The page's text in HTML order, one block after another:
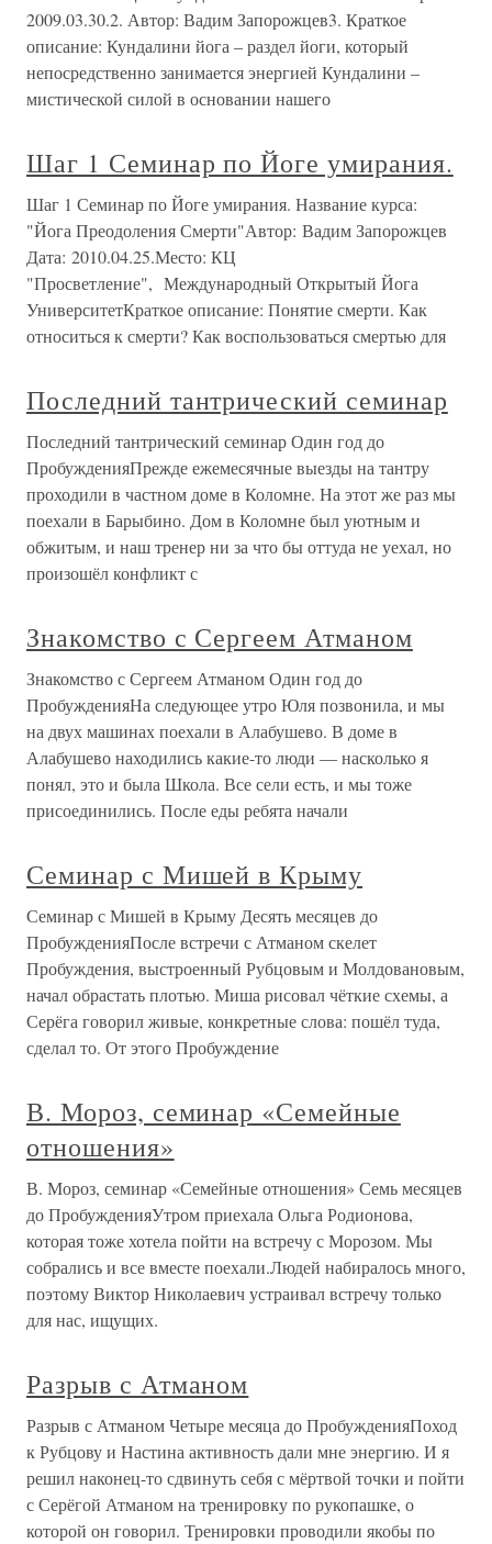
2009.03.30.2. Автор: Вадим Запорожцев3. Краткое
описание: Кундалини йога – раздел йоги, который
непосредственно занимается энергией Кундалини –
мистической силой в основании нашего
Шаг 1 Семинар по Йоге умирания.
Шаг 1 Семинар по Йоге умирания. Название курса:
"Йога Преодоления Смерти"Автор: Вадим Запорожцев
Дата: 2010.04.25.Место: КЦ
"Просветление", Международный Открытый Йога
УниверситетКраткое описание: Понятие смерти. Как
относиться к смерти? Как воспользоваться смертью для
Последний тантрический семинар
Последний тантрический семинар Один год до
ПробужденияПрежде ежемесячные выезды на тантру
проходили в частном доме в Коломне. На этот же раз мы
поехали в Барыбино. Дом в Коломне был уютным и
обжитым, и наш тренер ни за что бы оттуда не уехал, но
произошёл конфликт с
Знакомство с Сергеем Атманом
Знакомство с Сергеем Атманом Один год до
ПробужденияНа следующее утро Юля позвонила, и мы
на двух машинах поехали в Алабушево. В доме в
Алабушево находились какие-то люди — насколько я
понял, это и была Школа. Все сели есть, и мы тоже
присоединились. После еды ребята начали
Семинар с Мишей в Крыму
Семинар с Мишей в Крыму Десять месяцев до
ПробужденияПосле встречи с Атманом скелет
Пробуждения, выстроенный Рубцовым и Молдовановым,
начал обрастать плотью. Миша рисовал чёткие схемы, а
Серёга говорил живые, конкретные слова: пошёл туда,
сделал то. От этого Пробуждение
В. Мороз, семинар «Семейные
отношения»
В. Мороз, семинар «Семейные отношения» Семь месяцев
до ПробужденияУтром приехала Ольга Родионова,
которая тоже хотела пойти на встречу с Морозом. Мы
собрались и все вместе поехали.Людей набиралось много,
поэтому Виктор Николаевич устраивал встречу только
для нас, ищущих.
Разрыв с Атманом
Разрыв с Атманом Четыре месяца до ПробужденияПоход
к Рубцову и Настина активность дали мне энергию. И я
решил наконец-то сдвинуть себя с мёртвой точки и пойти
с Серёгой Атманом на тренировку по рукопашке, о
которой он говорил. Тренировки проводили якобы по